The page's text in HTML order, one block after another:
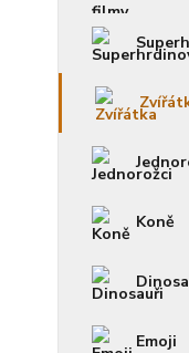
Koně
Emoji